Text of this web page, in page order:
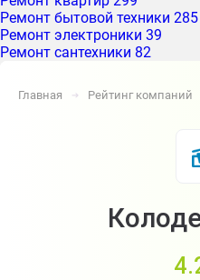
Ремонт бытовой техники 285
Ремонт электроники 39
Ремонт сантехники 82
Главная ➔ Рейтинг компаний